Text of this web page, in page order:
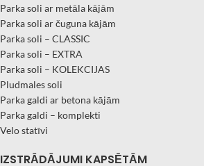
Parka soli ar metāla kājām
Parka soli ar čuguna kājām
Parka soli – CLASSIC
Parka soli – EXTRA
Parka soli – KOLEKCIJAS
Pludmales soli
Parka galdi ar betona kājām
Parka galdi – komplekti
Velo statīvi
IZSTRĀDĀJUMI KAPSĒTĀM